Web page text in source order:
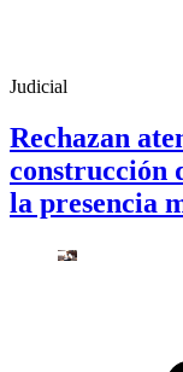
Judicial
Rechazan
construcción
la presencia